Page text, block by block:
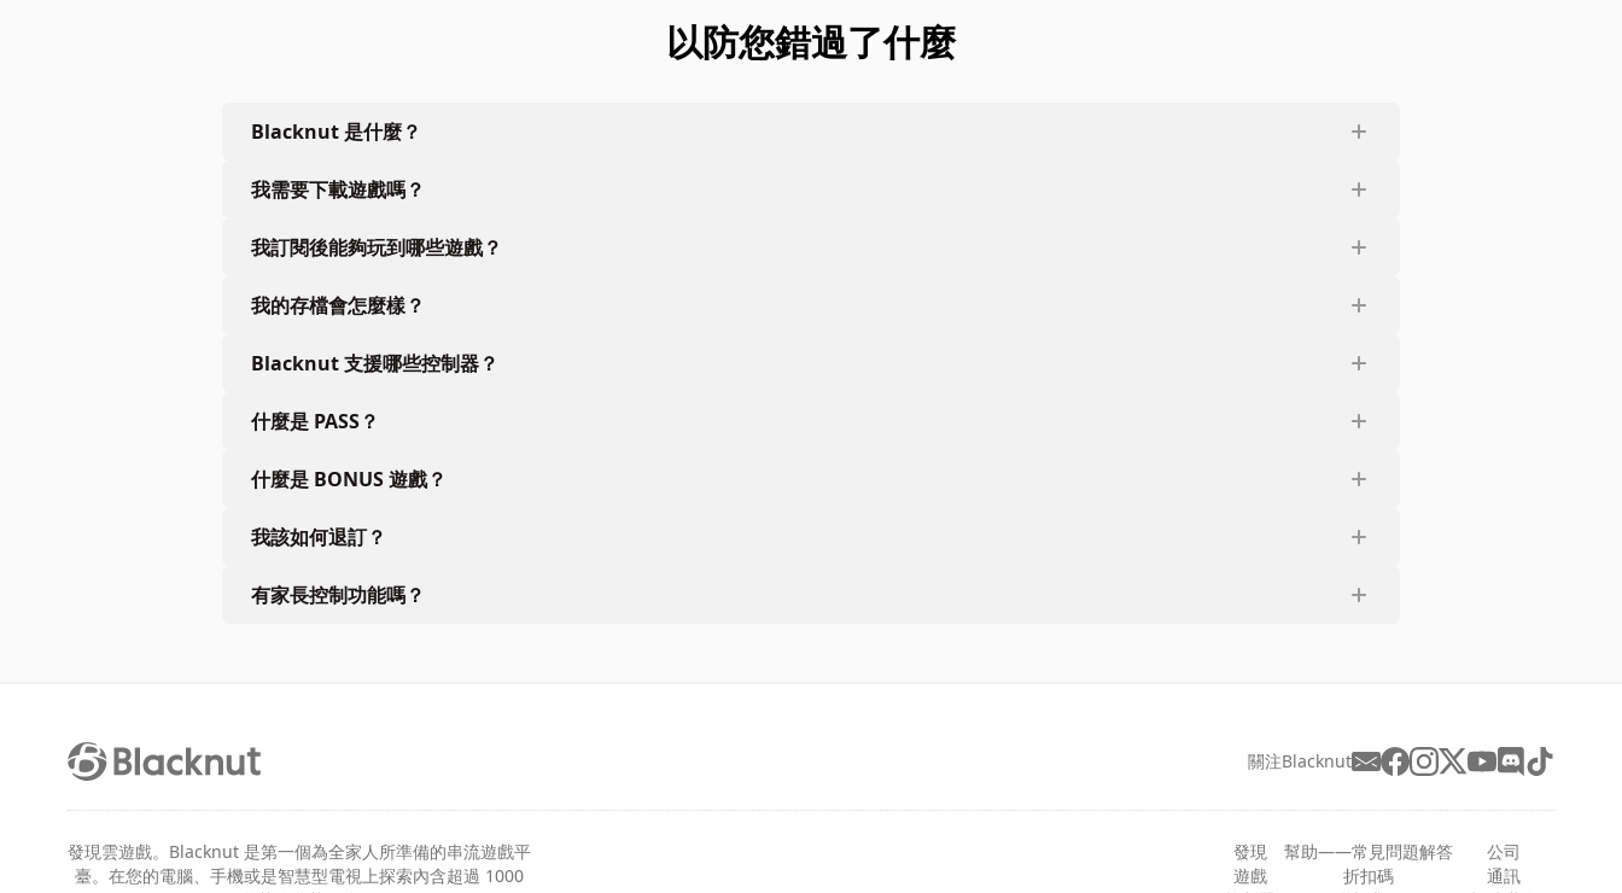
以防您錯過了什麼
Blacknut 是什麼？
我需要下載遊戲嗎？
我訂閱後能夠玩到哪些遊戲？
我的存檔會怎麼樣？
Blacknut 支援哪些控制器？
什麼是 PASS？
什麼是 BONUS 遊戲？
我該如何退訂？
有家長控制功能嗎？
關注Blacknut
發現雲遊戲。Blacknut 是第一個為全家人所準備的串流遊戲平
臺。在您的電腦、手機或是智慧型電視上探索內含超過 1000
發現
遊戲
幫助——常見問題解答
折扣碼
公司
通訊